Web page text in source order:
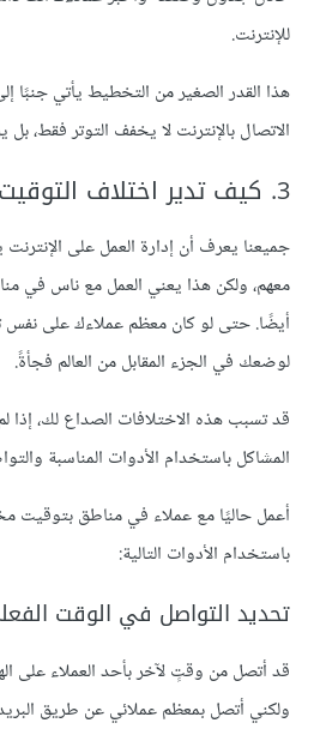
للإنترنت.
هذا القدر الصغير من التخطيط يأتي جنبًا
الاتصال بالإنترنت لا يخفف التوتر فقط، بل
3. كيف تدير اختلاف التوقيت مع العملاء
جميعنا يعرف أن إدارة العمل على
معهم، ولكن هذا يعني العمل مع ناس في
أيضًا. حتى لو كان معظم عملاءك على نفس
لوضعك في الجزء المقابل من العالم فجأةً.
قد تسبب هذه الاختلافات الصداع لك، إذا
المشاكل باستخدام الأدوات المناسبة
أعمل حاليًا مع عملاء في مناطق بتوقيت
باستخدام الأدوات التالية:
تحديد التواصل في الوقت
قد أتصل من وقتٍ لآخر بأحد العملاء على
ولكني أتصل بمعظم عملائي عن طريق البريد